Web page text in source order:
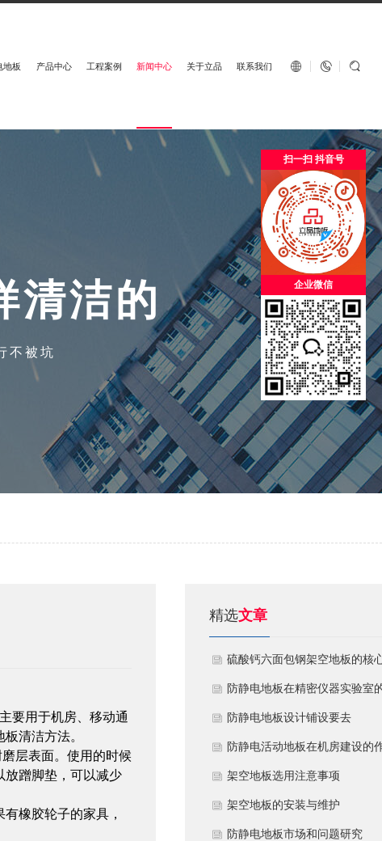
地板 产品中心 工程案例 新闻中心 关于立品 联系我们 English  
清洁的
不被坑
要用于机房、移动通
清洁方法。
层表面。使用的时候
放蹭脚垫，可以减少
橡胶轮子的家具，
精选文章
硫酸钙六面包钢架空地板的核
技术优势与防火安全价值
防静电地板在精密仪器实验室
定制化应用方案
​防静电地板设计铺设要去
防静电活动地板在机房建设的
用
​架空地板选用注意事项
​架空地板的安装与维护
防静电地板市场和问题研究
扫一扫 抖音号
企业微信